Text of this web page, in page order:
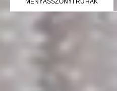
MENYASSZONYI RUHÁK